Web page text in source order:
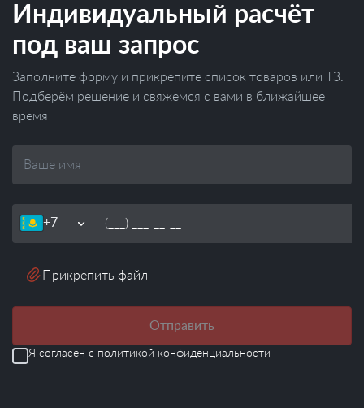
Индивидуальный расчёт
под ваш запрос
Заполните форму и прикрепите список товаров или ТЗ.
Подберём решение и свяжемся с вами в ближайшее
время
Прикрепить файл
Отправить
Я согласен с политикой конфиденциальности